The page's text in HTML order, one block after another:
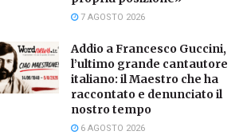
7 AGOSTO 2026
Addio a Francesco Guccini,
l’ultimo grande cantautore
italiano: il Maestro che ha
raccontato e denunciato il
nostro tempo
6 AGOSTO 2026